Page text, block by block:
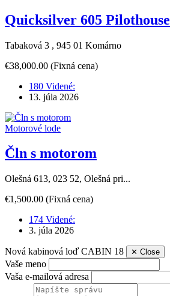
Quicksilver 605 Pilothouse
Tabaková 3 , 945 01 Komárno
€38,000.00 (Fixná cena)
180 Videné:
13. júla 2026
Motorové lode
Čln s motorom
Olešná 613, 023 52, Olešná pri...
€1,500.00 (Fixná cena)
174 Videné:
3. júla 2026
Nová kabinová loď CABIN 18 ✕ Close
Vaše meno
Vaša e-mailová adresa